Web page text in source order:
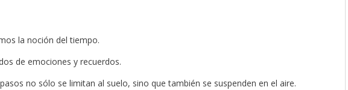
la noción del tiempo.
de emociones y recuerdos.
no sólo se limitan al suelo, sino que también se suspenden en el aire.